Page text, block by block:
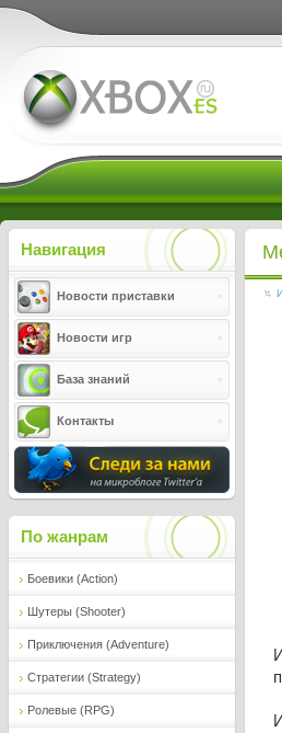
Навигация
Новости приставки
Новости игр
База знаний
Контакты
По жанрам
Боевики (Action)
Шутеры (Shooter)
Приключения (Adventure)
Стратегии (Strategy)
Ролевые (RPG)